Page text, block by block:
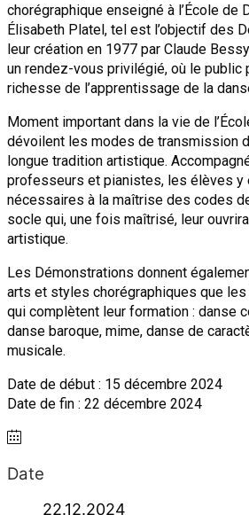
chorégraphique enseigné à l’École de
Élisabeth Platel, tel est l’objectif des
leur création en 1977 par Claude
un rendez-vous privilégié, où le public
richesse de l’apprentissage de la
Moment important dans la vie de
dévoilent les modes de transmission
longue tradition artistique.
professeurs et pianistes, les élèves y
nécessaires à la maîtrise des codes
socle qui, une fois maîtrisé, leur
artistique.
Les Démonstrations donnent
arts et styles chorégraphiques que
qui complètent leur formation : danse
danse baroque, mime, danse de
musicale.
Date de début : 15 décembre 2024
Date de fin : 22 décembre 2024
Date
22.12.2024